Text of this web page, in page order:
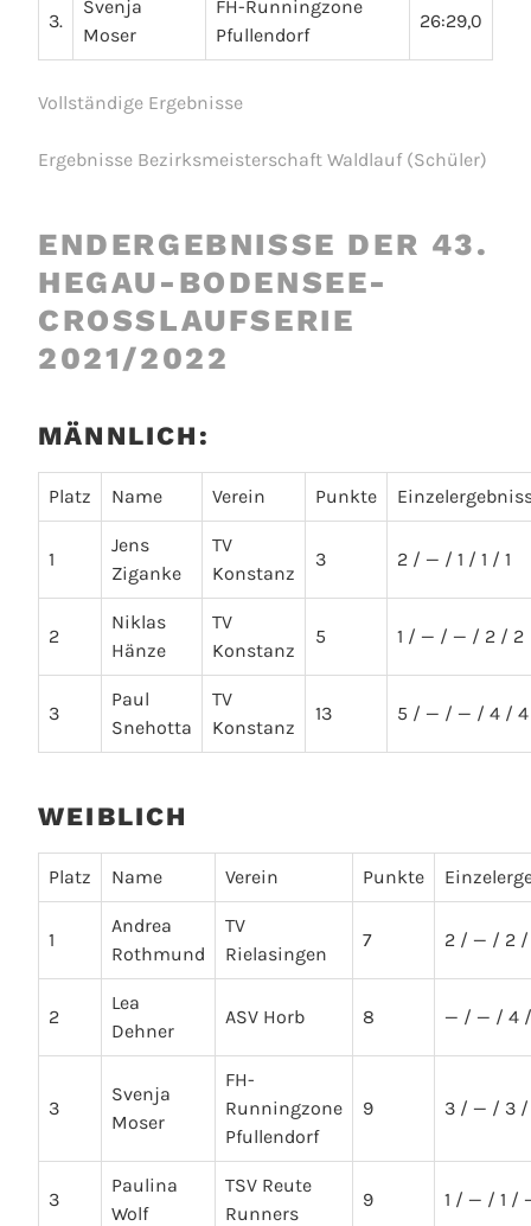
3.
Svenja
Moser
FH-Runningzone
Pfullendorf
26:29,0
Vollständige Ergebnisse
Ergebnisse Bezirksmeisterschaft Waldlauf (Schüler)
ENDERGEBNISSE DER 43.
HEGAU-BODENSEE-
CROSSLAUFSERIE
2021/2022
MÄNNLICH:
Platz Name Verein Punkte
1
Jens
Ziganke
TV
Konstanz
3 2 / — / 1 / 1 / 1
2
Niklas
Hänze
TV
Konstanz
5 1 / — / — / 2 / 2
3
Paul
Snehotta
TV
Konstanz
13 5 / — / — / 4 / 4
WEIBLICH
Platz Name Verein Punkte
1
Andrea
Rothmund
TV
Rielasingen
7 2 / — / 2 /
2
Lea
Dehner
ASV Horb 8 — / — / 4
3
Svenja
Moser
FH-
Runningzone
Pfullendorf
9 3 / — / 3
3
Paulina
Wolf
TSV Reute
Runners
9 1 / — / 1 /